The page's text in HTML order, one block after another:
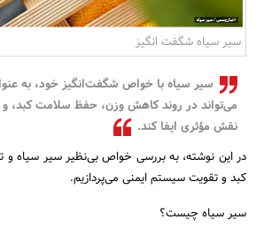
سیر سیاه شگفت انگیز
سیر سیاه با خواص شگفت‌انگیز خود، به
می‌تواند در روند کاهش وزن، حفظ سلامت کبد،
نقش مؤثری ایفا کند.
در این نوشته، به بررسی خواص بی‌نظیر سیر سیاه و
کبد و تقویت سیستم ایمنی می‌پردازیم.
سیر سیاه چیست؟